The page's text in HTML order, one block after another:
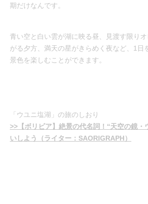
期だけなんです。
青い空と白い雲が湖に映る昼、見渡す限り
がる夕方、満天の星がきらめく夜など、1日
景色を楽しむことができます。
「ウユニ塩湖」の旅のしおり
>>【ボリビア】絶景の代名詞！“天空の鏡・
いしよう（ライター：SAORIGRAPH）